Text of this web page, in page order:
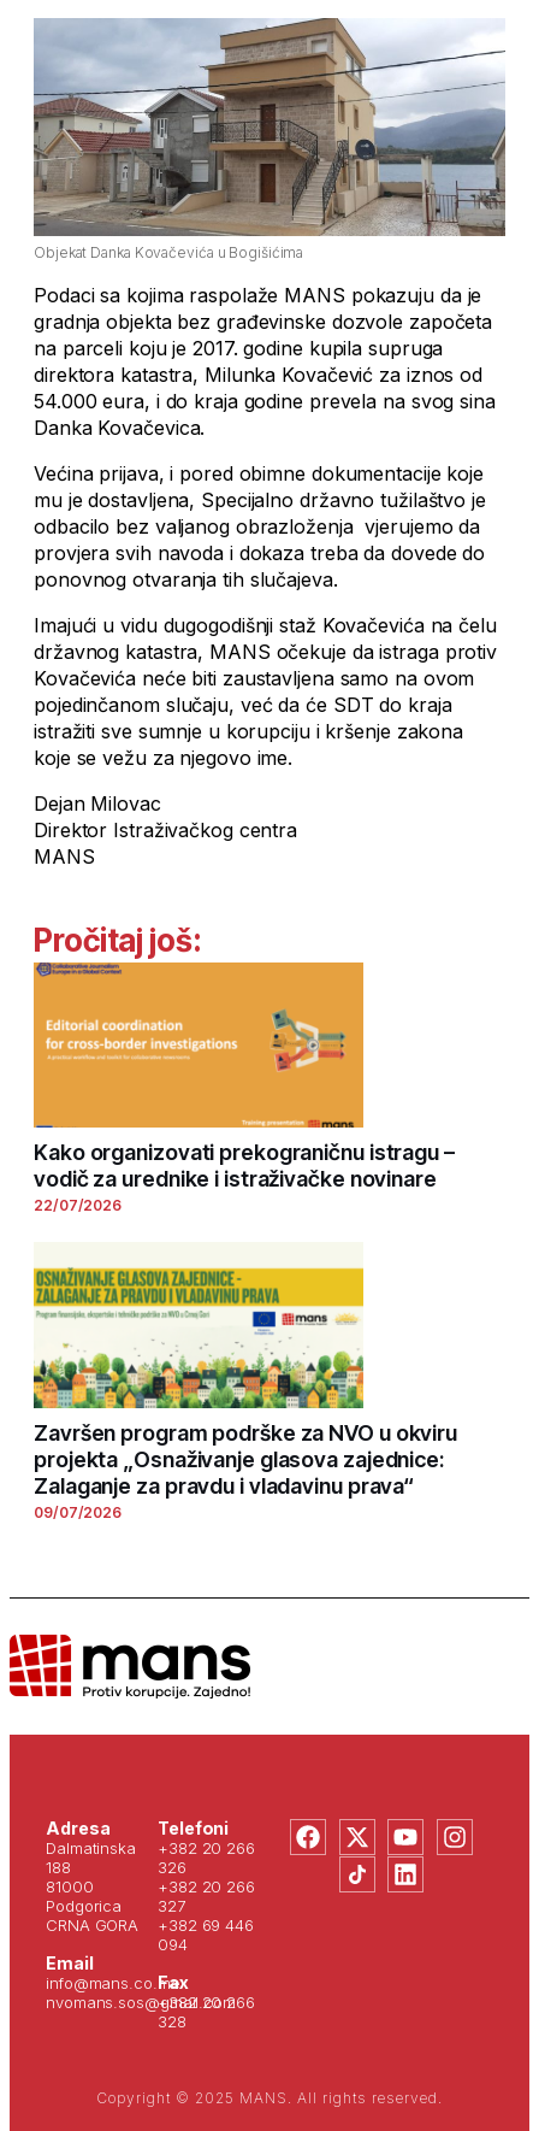
Objekat Danka Kovačevića u Bogišićima
Podaci sa kojima raspolaže MANS pokazuju da je
gradnja objekta bez građevinske dozvole započeta
na parceli koju je 2017. godine kupila supruga
direktora katastra, Milunka Kovačević za iznos od
54.000 eura, i do kraja godine prevela na svog sina
Danka Kovačevica.
Većina prijava, i pored obimne dokumentacije koje
mu je dostavljena, Specijalno državno tužilaštvo je
odbacilo bez valjanog obrazloženja vjerujemo da
provjera svih navoda i dokaza treba da dovede do
ponovnog otvaranja tih slučajeva.
Imajući u vidu dugogodišnji staž Kovačevića na čelu
državnog katastra, MANS očekuje da istraga protiv
Kovačevića neće biti zaustavljena samo na ovom
pojedinčanom slučaju, već da će SDT do kraja
istražiti sve sumnje u korupciju i kršenje zakona
koje se vežu za njegovo ime.
Dejan Milovac
Direktor Istraživačkog centra
MANS
Pročitaj još:
Kako organizovati prekograničnu istragu –
vodič za urednike i istraživačke novinare
22/07/2026
Završen program podrške za NVO u okviru
projekta „Osnaživanje glasova zajednice:
Zalaganje za pravdu i vladavinu prava“
09/07/2026
Adresa
Dalmatinska
188
81000
Podgorica
CRNA GORA
Email
info@mans.co.me
nvomans.sos@gmail.com
Telefoni
+382 20 266
326
+382 20 266
327
+382 69 446
094
Fax
+382 20 266
328
Copyright © 2025 MANS. All rights reserved.